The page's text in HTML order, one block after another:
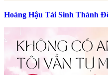
Hoàng Hậu Tái Sinh Thành